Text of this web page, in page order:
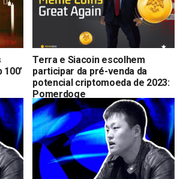
Terra e Siacoin escolhem
participar da pré-venda da
potencial criptomoeda de 2023:
Pomerdoge